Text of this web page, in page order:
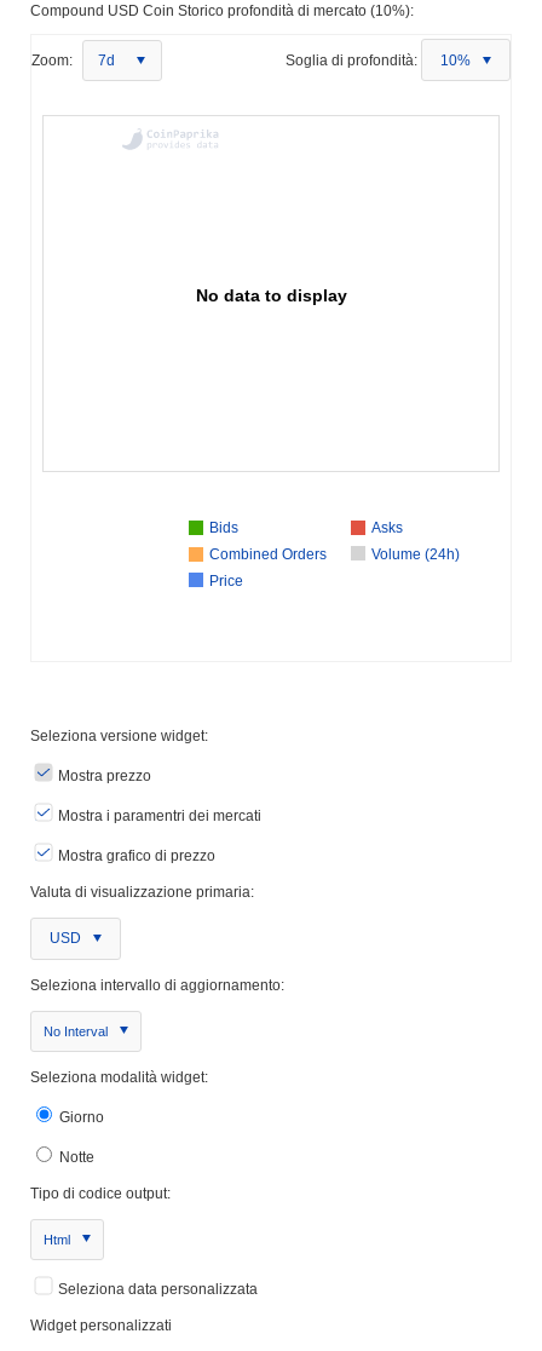
Compound USD Coin Storico profondità di mercato (10%):
Zoom: 7d Soglia di profondità: 10%
No data to display
Bids
Asks
Combined Orders
Volume (24h)
Price
Seleziona versione widget:
Mostra prezzo
Mostra i paramentri dei mercati
Mostra grafico di prezzo
Valuta di visualizzazione primaria:
USD
Seleziona intervallo di aggiornamento:
No Interval
Seleziona modalità widget:
Giorno
Notte
Tipo di codice output:
Html
Seleziona data personalizzata
Widget personalizzati